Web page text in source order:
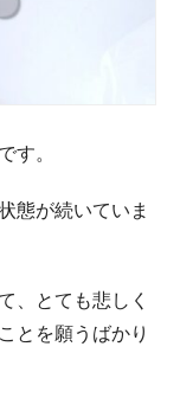
す。
態が続いていま
、とても悲しく
とを願うばかり